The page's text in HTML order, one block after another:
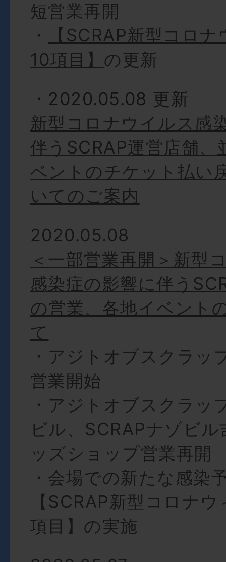
短営業再開
・
【SCRAP新型コロ
10項目】 の更新
・2020.05.08 更新
新型コロナウイルス感
伴うSCRAP運営店舗、
ベントのチケット払い
いてのご案内
2020.05.08
＜一部営業再開＞新型
感染症の影響に伴う
の営業、各地イベント
て
・アジトオブスクラッ
営業開始
・アジトオブスクラッ
ビル、SCRAPナゾビ
ッズショップ営業再開
・会場での新たな感染
【SCRAP新型コロナ
項目】の実施